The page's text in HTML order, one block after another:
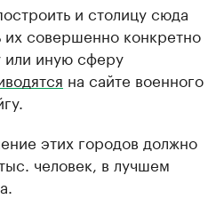
и столицу сюда
их совершенно конкретно
или иную сферу
на сайте военного
этих городов должно
человек, в лучшем